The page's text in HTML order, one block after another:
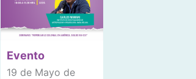
Evento
19 de Mayo de